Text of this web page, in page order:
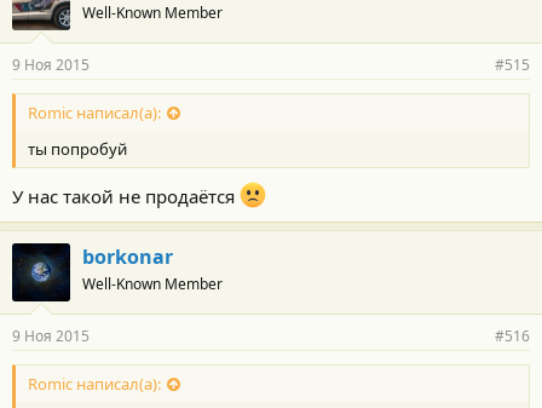
Well-Known Member
9 Ноя 2015 #515
Romic написал(а):
ты попробуй
У нас такой не продаётся
borkonar
Well-Known Member
9 Ноя 2015 #516
Romic написал(а):